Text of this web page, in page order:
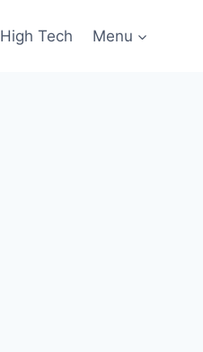
High Tech Menu